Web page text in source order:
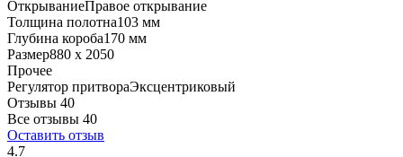
ОткрываниеПравое открывание
Толщина полотна103 мм
Глубина короба170 мм
Размер880 x 2050
Прочее
Регулятор притвораЭксцентриковый
Отзывы 40
Все отзывы 40
Оставить отзыв
4.7